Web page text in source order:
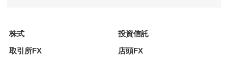
株式
投資信託
取引所FX
店頭FX